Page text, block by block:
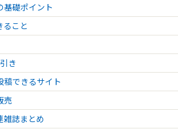
しむ小さなマーケットvol 2】開催のお知らせ
】開催のお知らせ
in France Watch Fair】開催のお知らせ
ーvol.3開催のお知らせ
基礎ポイント
ること
き
稿できるサイト
売
雑誌まとめ